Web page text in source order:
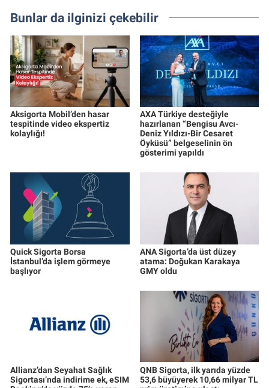
Bunlar da ilginizi çekebilir
Aksigorta Mobil’den hasar
tespitinde video ekspertiz
kolaylığı!
AXA Türkiye desteğiyle
hazırlanan “Bengisu Avcı-
Deniz Yıldızı-Bir Cesaret
Öyküsü” belgeselinin ön
gösterimi yapıldı
Quick Sigorta Borsa
İstanbul’da işlem görmeye
başlıyor
ANA Sigorta’da üst düzey
atama: Doğukan Karakaya
GMY oldu
Allianz’dan Seyahat Sağlık
Sigortası’nda indirime ek, eSIM
QNB Sigorta, ilk yarıda yüzde
53,6 büyüyerek 10,66 milyar TL